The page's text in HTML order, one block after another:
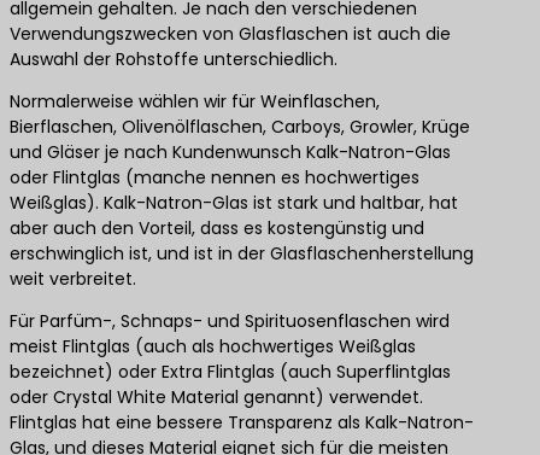
allgemein gehalten. Je nach den verschiedenen
Verwendungszwecken von Glasflaschen ist auch die
Auswahl der Rohstoffe unterschiedlich.
Normalerweise wählen wir für Weinflaschen,
Bierflaschen, Olivenölflaschen, Carboys, Growler, Krüge
und Gläser je nach Kundenwunsch Kalk-Natron-Glas
oder Flintglas (manche nennen es hochwertiges
Weißglas). Kalk-Natron-Glas ist stark und haltbar, hat
aber auch den Vorteil, dass es kostengünstig und
erschwinglich ist, und ist in der Glasflaschenherstellung
weit verbreitet.
Für Parfüm-, Schnaps- und Spirituosenflaschen wird
meist Flintglas (auch als hochwertiges Weißglas
bezeichnet) oder Extra Flintglas (auch Superflintglas
oder Crystal White Material genannt) verwendet.
Flintglas hat eine bessere Transparenz als Kalk-Natron-
Glas, und dieses Material eignet sich für die meisten